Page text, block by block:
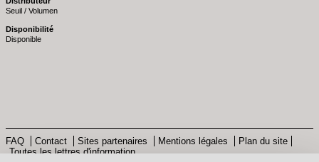
Seuil / Volumen
Disponibilité
Disponible
Pied
FAQ Contact Sites partenaires Mentions légales
Plan du site
Toutes les lettres d'information